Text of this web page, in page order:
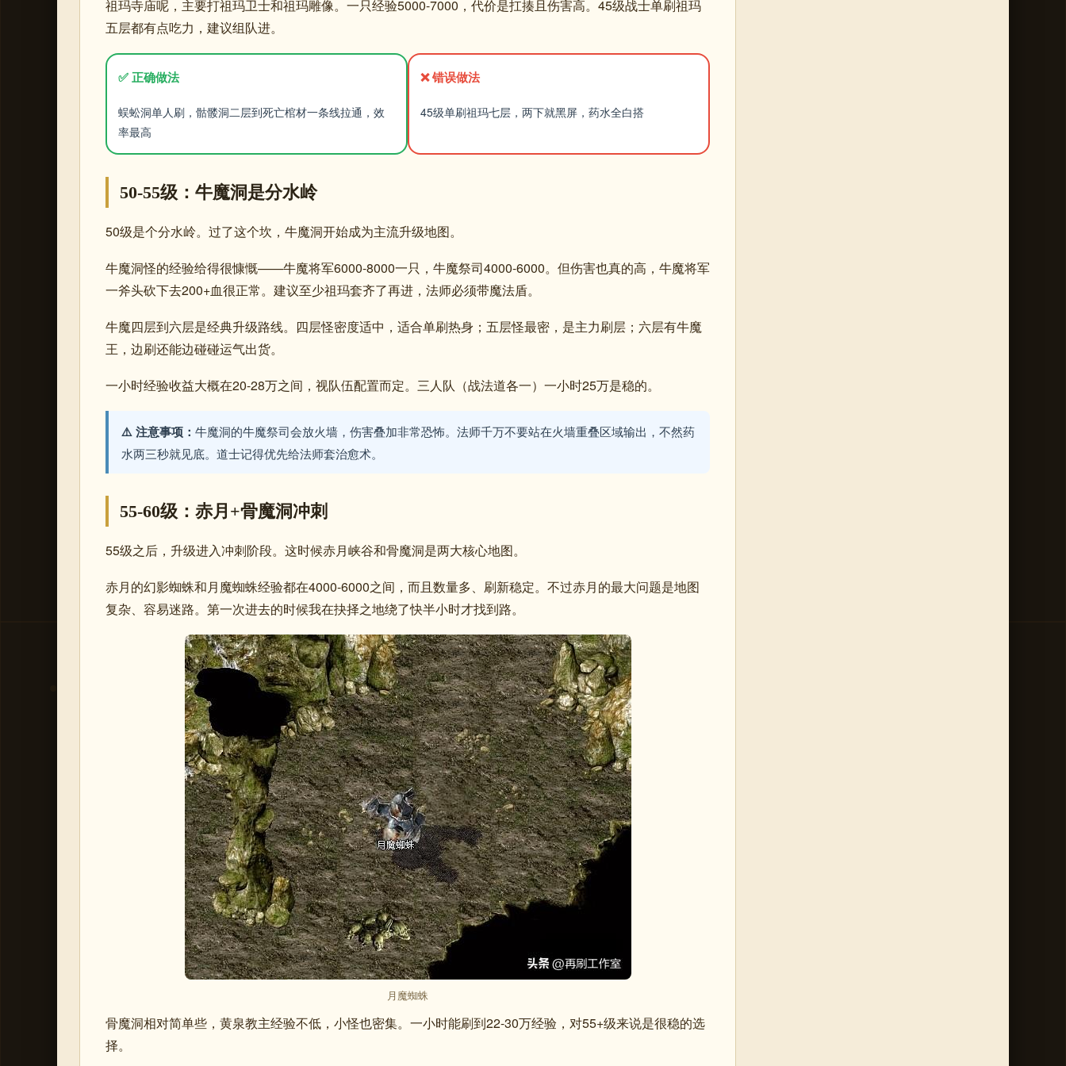
祖玛寺庙呢，主要打祖玛卫士和祖玛雕像。一只经验5000-7000，代价是扛揍且伤害高。45级战士单刷祖玛
五层都有点吃力，建议组队进。
✅ 正确做法
蜈蚣洞单人刷，骷髅洞二层到死亡棺材一条线拉通，效
率最高
❌ 错误做法
45级单刷祖玛七层，两下就黑屏，药水全白搭
50-55级：牛魔洞是分水岭
50级是个分水岭。过了这个坎，牛魔洞开始成为主流升级地图。
牛魔洞怪的经验给得很慷慨——牛魔将军6000-8000一只，牛魔祭司4000-6000。但伤害也真的高，牛魔将军
一斧头砍下去200+血很正常。建议至少祖玛套齐了再进，法师必须带魔法盾。
牛魔四层到六层是经典升级路线。四层怪密度适中，适合单刷热身；五层怪最密，是主力刷层；六层有牛魔
王，边刷还能边碰碰运气出货。
一小时经验收益大概在20-28万之间，视队伍配置而定。三人队（战法道各一）一小时25万是稳的。
⚠️ 注意事项： 牛魔洞的牛魔祭司会放火墙，伤害叠加非常恐怖。法师千万不要站在火墙重叠区域输出，不然药
水两三秒就见底。道士记得优先给法师套治愈术。
55-60级：赤月+骨魔洞冲刺
55级之后，升级进入冲刺阶段。这时候赤月峡谷和骨魔洞是两大核心地图。
赤月的幻影蜘蛛和月魔蜘蛛经验都在4000-6000之间，而且数量多、刷新稳定。不过赤月的最大问题是地图
复杂、容易迷路。第一次进去的时候我在抉择之地绕了快半小时才找到路。
月魔蜘蛛
骨魔洞相对简单些，黄泉教主经验不低，小怪也密集。一小时能刷到22-30万经验，对55+级来说是很稳的选
择。